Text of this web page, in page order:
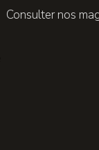
Consulter nos